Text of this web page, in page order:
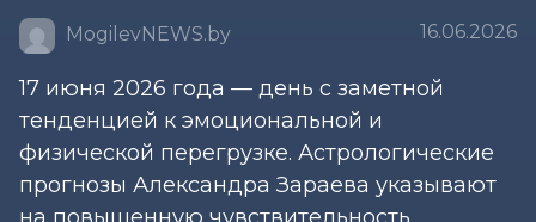
MogilevNEWS.by 16.06.2026
17 июня 2026 года — день с заметной
тенденцией к эмоциональной и
физической перегрузке. Астрологические
прогнозы Александра Зараева указывают